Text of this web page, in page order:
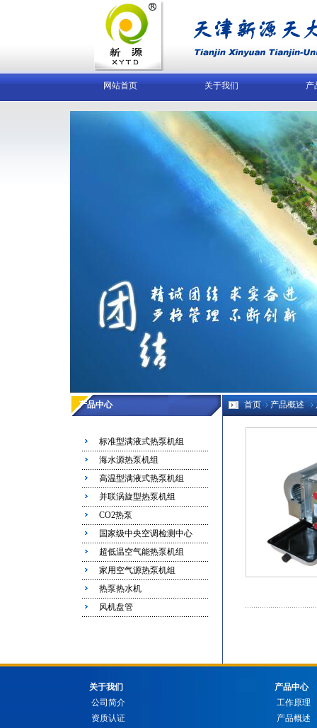
网站首页 关于我们 产
产品中心
标准型满液式热泵机组
海水源热泵机组
高温型满液式热泵机组
并联涡旋型热泵机组
CO2热泵
国家级中央空调检测中心
超低温空气能热泵机组
家用空气源热泵机组
热泵热水机
风机盘管
首页 产品概述
关于我们
公司简介
资质认证
产品中心
工作原理
产品概述